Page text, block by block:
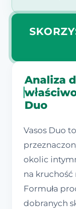
Analiza
Duo
Vasos Duo
okolic
na kruchość
Formuła
dobranych